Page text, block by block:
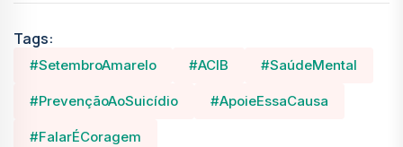
Tags:
#SetembroAmarelo #ACIB #SaúdeMental
#PrevençãoAoSuicídio #ApoieEssaCausa
#FalarÉCoragem